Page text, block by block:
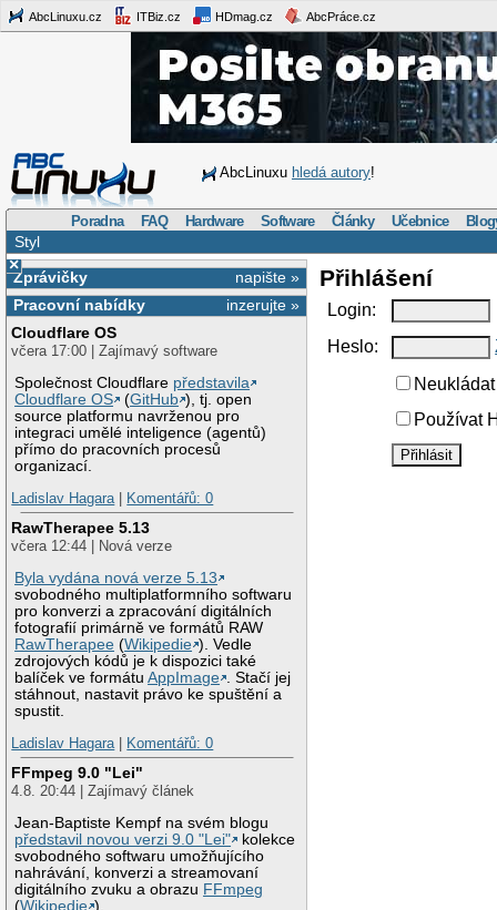
AbcLinuxu.cz ITBiz.cz HDmag.cz AbcPráce.cz
AbcLinuxu hledá autory!
Poradna FAQ Hardware Software Články Učebnice
Styl
×
napište »
Zprávičky
inzerujte »
Pracovní nabídky
Cloudflare OS
včera 17:00 | Zajímavý software
Společnost Cloudflare představila
Cloudflare OS
(GitHub ), tj. open
source platformu navrženou pro
integraci umělé inteligence (agentů)
přímo do pracovních procesů
organizací.
Ladislav Hagara| Komentářů: 0
RawTherapee 5.13
včera 12:44 | Nová verze
Byla vydána nová verze 5.13
svobodného multiplatformního softwaru
pro konverzi a zpracování digitálních
fotografií primárně ve formátů RAW
RawTherapee (Wikipedie ). Vedle
zdrojových kódů je k dispozici také
balíček ve formátuAppImage
. Stačí jej
stáhnout, nastavit právo ke spuštění a
spustit.
Ladislav Hagara| Komentářů: 0
FFmpeg 9.0 "Lei"
4.8. 20:44 | Zajímavý článek
Jean-Baptiste Kempf na svém blogu
představil novou verzi 9.0 "Lei"
kolekce
svobodného softwaru umožňujícího
nahrávání, konverzi a streamovaní
digitálního zvuku a obrazu FFmpeg
(Wikipedie ).
Přihlášení
Login:
Heslo:
Používat